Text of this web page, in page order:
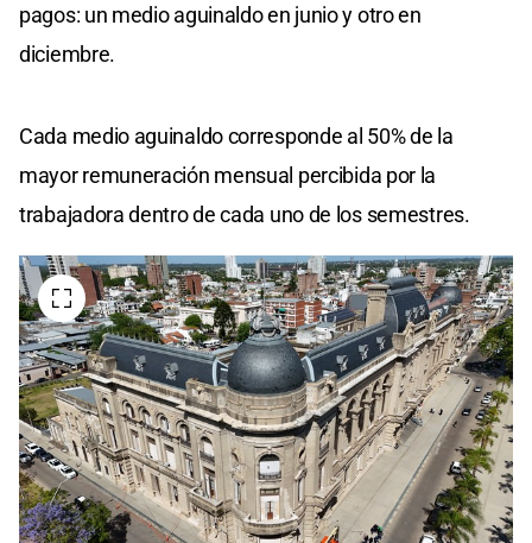
pagos: un medio aguinaldo en junio y otro en
diciembre.
Cada medio aguinaldo corresponde al 50% de la
mayor remuneración mensual percibida por la
trabajadora dentro de cada uno de los semestres.